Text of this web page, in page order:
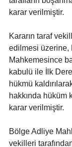
karar verilmiştir.
Kararın taraf
edilmesi üzerine,
Mahkemesince
kabulü ile İlk
hükmü
hakkında hüküm
karar verilmiştir.
Bölge Adliye
vekilleri